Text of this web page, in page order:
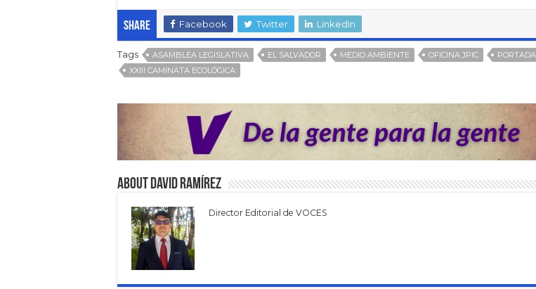
Share Facebook Twitter LinkedIn
Tags ASAMBLEA LEGISLATIVA EL SALVADOR MEDIO AMBIENTE OFICINA JPIC
PORTADA
XXIII CAMINATA ECOLÓGICA
About David Ramírez
Director Editorial de VOCES